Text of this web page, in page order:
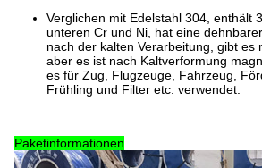
Verglichen mit Edelstahl 304, enthält
unteren Cr und Ni, hat eine
nach der kalten Verarbeitung, gibt es
aber es ist nach Kaltverformung
es für Zug, Flugzeuge, Fahrzeug,
Frühling und Filter etc. verwendet.
Paketinformationen